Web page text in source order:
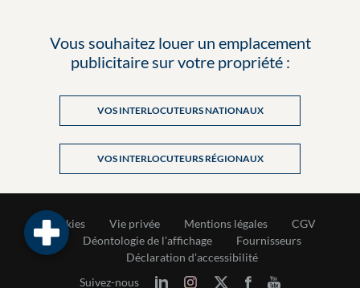
Vous souhaitez louer un emplacement
publicitaire sur votre propriété :
VOS INTERLOCUTEURS NATIONAUX
VOS INTERLOCUTEURS RÉGIONAUX
Cookies Vie privée Mentions légales
CGV
Déontologie de l'affichage
Fournisseurs
Déclaration d'accessibilité
Suivez-nous